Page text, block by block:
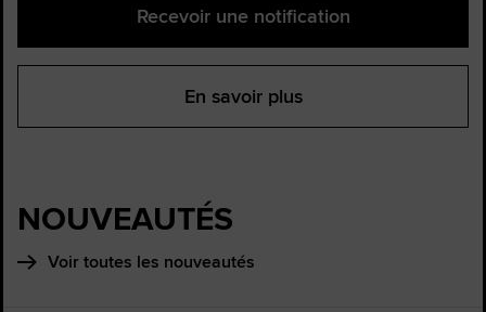
Recevoir une notification
En savoir plus
NOUVEAUTÉS
Voir toutes les nouveautés